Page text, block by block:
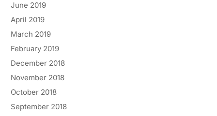
June 2019
April 2019
March 2019
February 2019
December 2018
November 2018
October 2018
September 2018